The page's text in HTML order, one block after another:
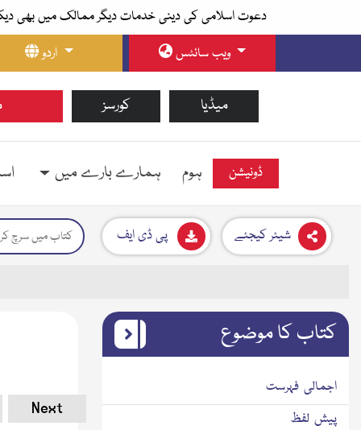
دعوت اسلامی کی دینی خدمات دیگر ممالک میں بھی
اردو
ویب سائٹس
کورسز میڈیا
ہوم ہمارے بارے میں ڈونیشن
پی ڈی ایف شیئر کیجئے
Next
کتاب کا موضوع
اجمالی فہرست
پیش لفظ